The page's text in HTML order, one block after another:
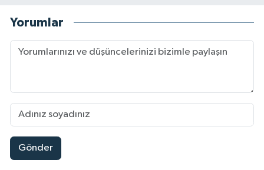
Yorumlar
Gönder